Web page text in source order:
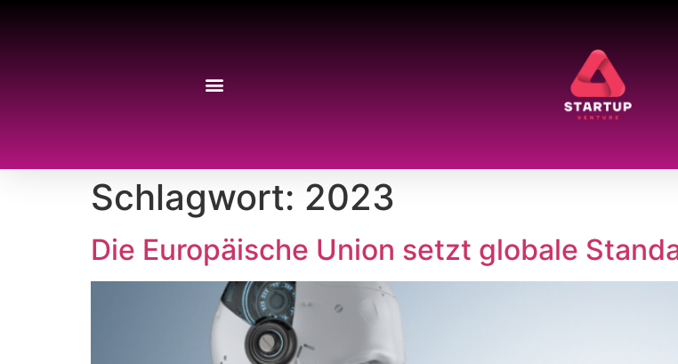
Schlagwort: 2023
Die Europäische Union setzt globale